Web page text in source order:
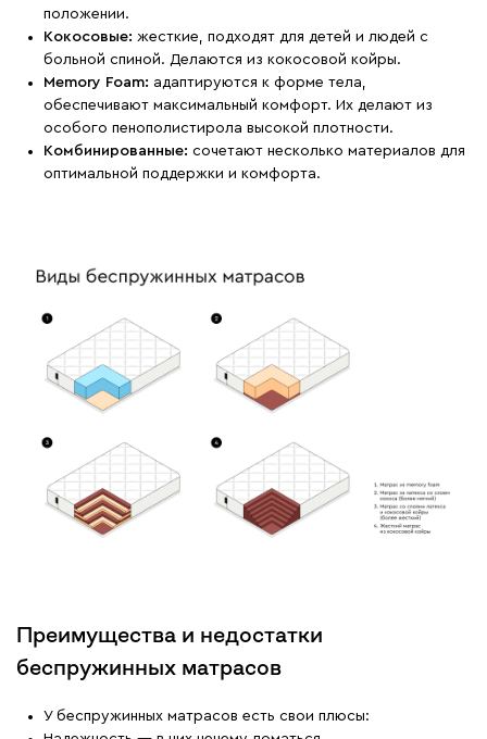
положении.
Кокосовые: жесткие, подходят для детей и людей с
больной спиной. Делаются из кокосовой койры.
Memory Foam: адаптируются к форме тела,
обеспечивают максимальный комфорт. Их делают из
особого пенополистирола высокой плотности.
Комбинированные: сочетают несколько материалов для
оптимальной поддержки и комфорта.
Преимущества и недостатки
беспружинных матрасов
У беспружинных матрасов есть свои плюсы: